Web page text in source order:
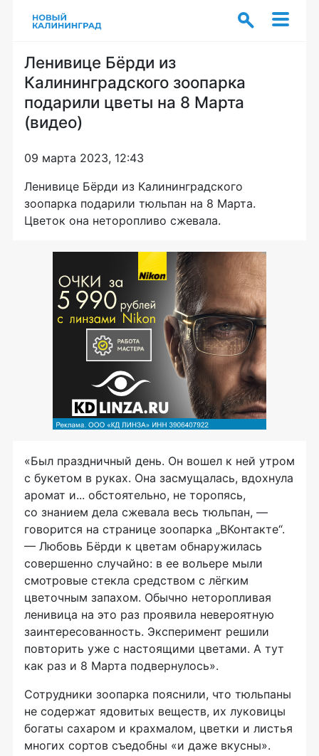
Ленивице Бёрди из
Калининградского зоопарка
подарили цветы на 8 Марта
(видео)
09 марта 2023, 12:43
Ленивице Бёрди из Калининградского
зоопарка подарили тюльпан на 8 Марта.
Цветок она неторопливо сжевала.
«Был праздничный день. Он вошел к ней утром
с букетом в руках. Она засмущалась, вдохнула
аромат и... обстоятельно, не торопясь,
со знанием дела сжевала весь тюльпан, —
говорится на странице зоопарка „ВКонтакте“.
— Любовь Бёрди к цветам обнаружилась
совершенно случайно: в ее вольере мыли
смотровые стекла средством с лёгким
цветочным запахом. Обычно неторопливая
ленивица на это раз проявила невероятную
заинтересованность. Эксперимент решили
повторить уже с настоящими цветами. А тут
как раз и 8 Марта подвернулось».
Сотрудники зоопарка пояснили, что тюльпаны
не содержат ядовитых веществ, их луковицы
богаты сахаром и крахмалом, цветки и листья
многих сортов съедобны «и даже вкусны».